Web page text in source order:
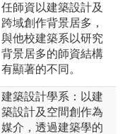
任師資以建築設計及
跨域創作背景居多，
與他校建築系以研究
背景居多的師資結構
有顯著的不同。
建築設計學系：以建
築設計及空間創作為
媒介，透過建築學的